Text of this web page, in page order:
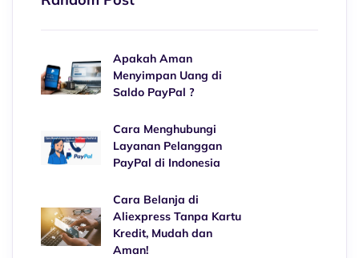
Apakah Aman
Menyimpan Uang di
Saldo PayPal ?
Cara Menghubungi
Layanan Pelanggan
PayPal di Indonesia
Cara Belanja di
Aliexpress Tanpa Kartu
Kredit, Mudah dan
Aman!